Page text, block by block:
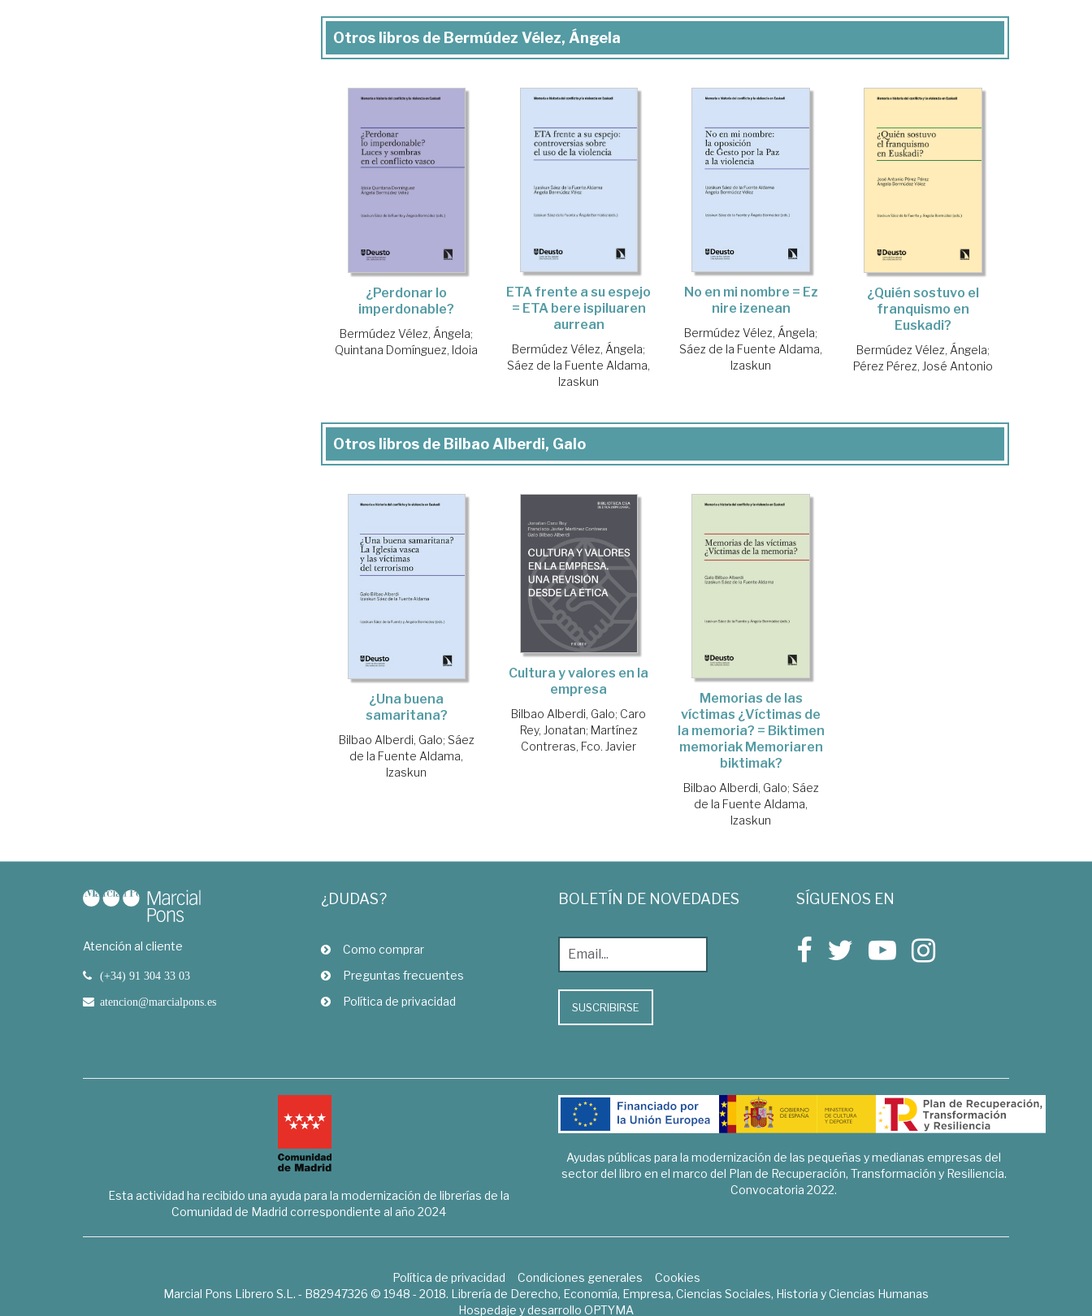
Otros libros de Bermúdez Vélez, Ángela
¿Perdonar lo
imperdonable?
Bermúdez Vélez, Ángela;
Quintana Domínguez, Idoia
ETA frente a su espejo
= ETA bere ispiluaren
aurrean
Bermúdez Vélez, Ángela;
Sáez de la Fuente Aldama,
Izaskun
No en mi nombre = Ez
nire izenean
Bermúdez Vélez, Ángela;
Sáez de la Fuente Aldama,
Izaskun
¿Quién sostuvo el
franquismo en
Euskadi?
Bermúdez Vélez, Ángela;
Pérez Pérez, José Antonio
Otros libros de Bilbao Alberdi, Galo
¿Una buena
samaritana?
Bilbao Alberdi, Galo; Sáez
de la Fuente Aldama,
Izaskun
Cultura y valores en la
empresa
Bilbao Alberdi, Galo; Caro
Rey, Jonatan; Martínez
Contreras, Fco. Javier
Memorias de las
víctimas ¿Víctimas de
la memoria? = Biktimen
memoriak Memoriaren
biktimak?
Bilbao Alberdi, Galo; Sáez
de la Fuente Aldama,
Izaskun
Atención al cliente
(+34) 91 304 33 03
atencion@marcialpons.es
¿DUDAS?
Como comprar
Preguntas frecuentes
Política de privacidad
BOLETÍN DE NOVEDADES
SUSCRIBIRSE
SÍGUENOS EN
Esta actividad ha recibido una ayuda para la modernización de librerías de la
Comunidad de Madrid correspondiente al año 2024
Ayudas públicas para la modernización de las pequeñas y medianas empresas del
sector del libro en el marco del Plan de Recuperación, Transformación y Resiliencia.
Convocatoria 2022.
Política de privacidad Condiciones generales
Cookies
Marcial Pons Librero S.L. - B82947326 © 1948 - 2018. Librería de Derecho, Economía, Empresa, Ciencias Sociales, Historia y Ciencias Humanas
Hospedaje y desarrollo OPTYMA